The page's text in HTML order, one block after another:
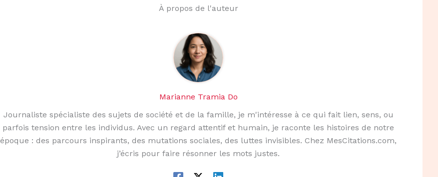
À propos de l'auteur
Marianne Tramia Do
Journaliste spécialiste des sujets de société et de la famille, je m'intéresse à ce qui fait lien, sens, ou
parfois tension entre les individus. Avec un regard attentif et humain, je raconte les histoires de notre
époque : des parcours inspirants, des mutations sociales, des luttes invisibles. Chez MesCitations.com,
j’écris pour faire résonner les mots justes.